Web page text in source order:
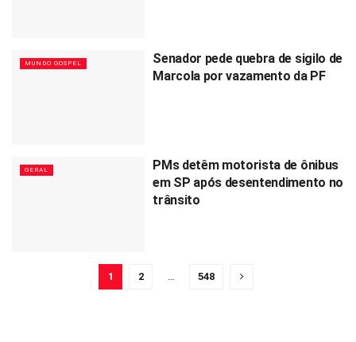
MUNDO GOSPEL
Senador pede quebra de sigilo de
Marcola por vazamento da PF
GERAL
PMs detêm motorista de ônibus
em SP após desentendimento no
trânsito
1 2 548